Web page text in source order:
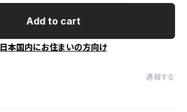
Add to cart
日本国内にお住まいの方向け
通報する